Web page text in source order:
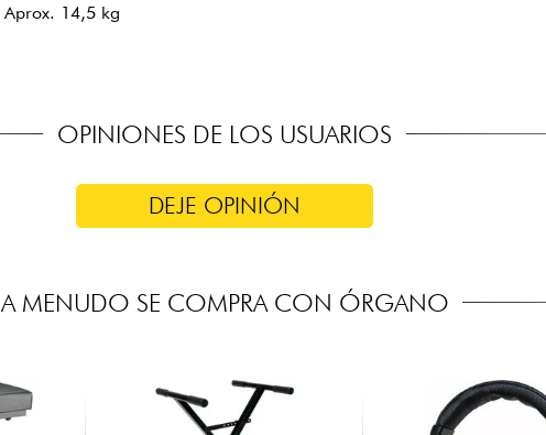
Aprox. 14,5 kg
OPINIONES DE LOS USUARIOS
DEJE OPINIÓN
A MENUDO SE COMPRA CON ÓRGANO